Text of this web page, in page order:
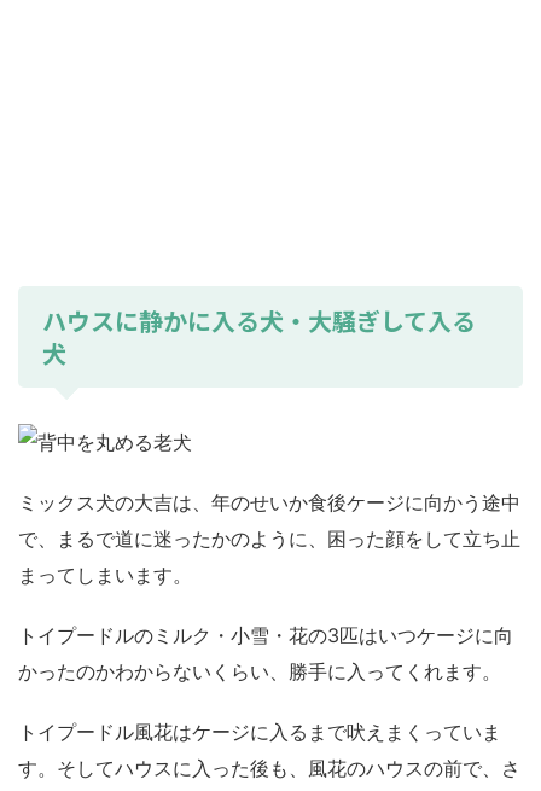
ハウスに静かに入る犬・大騒ぎして入る
犬
ミックス犬の大吉は、年のせいか食後ケージに向かう途中
で、まるで道に迷ったかのように、困った顔をして立ち止
まってしまいます。
トイプードルのミルク・小雪・花の3匹はいつケージに向
かったのかわからないくらい、勝手に入ってくれます。
トイプードル風花はケージに入るまで吠えまくっていま
す。そしてハウスに入った後も、風花のハウスの前で、さ